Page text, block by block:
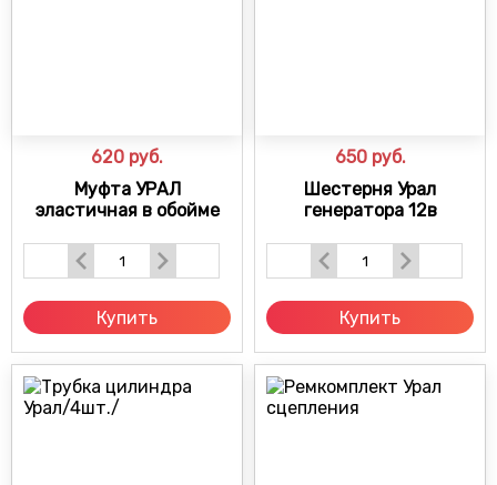
620 руб.
Муфта УРАЛ
эластичная в обойме
Купить
650 руб.
Шестерня Урал
генератора 12в
Купить